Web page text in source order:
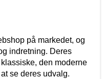
på markedet, og
indretning. Deres
den moderne
se deres udvalg.